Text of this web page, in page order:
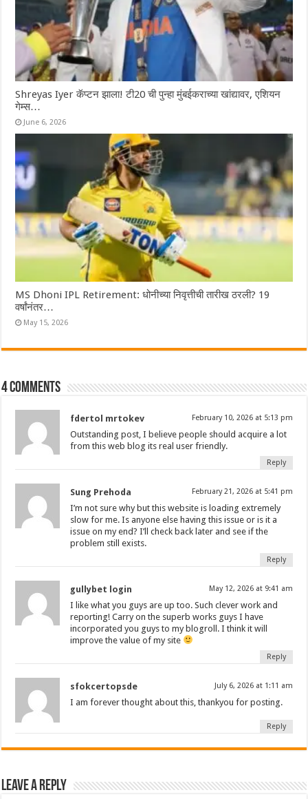
Shreyas Iyer कॅप्टन झाला! टी20 ची पुन्हा मुंबईकराच्या खांद्यावर, एशियन
गेम्स…
June 6, 2026
MS Dhoni IPL Retirement: धोनीच्या निवृत्तीची तारीख ठरली? 19
वर्षांनंतर…
May 15, 2026
4 comments
fdertol mrtokev February 10, 2026 at 5:13 pm
Outstanding post, I believe people should acquire a lot
from this web blog its real user friendly.
Reply
Sung Prehoda February 21, 2026 at 5:41 pm
I’m not sure why but this website is loading extremely
slow for me. Is anyone else having this issue or is it a
issue on my end? I’ll check back later and see if the
problem still exists.
Reply
gullybet login May 12, 2026 at 9:41 am
I like what you guys are up too. Such clever work and
reporting! Carry on the superb works guys I have
incorporated you guys to my blogroll. I think it will
improve the value of my site
Reply
sfokcertopsde July 6, 2026 at 1:11 am
I am forever thought about this, thankyou for posting.
Reply
Leave a Reply